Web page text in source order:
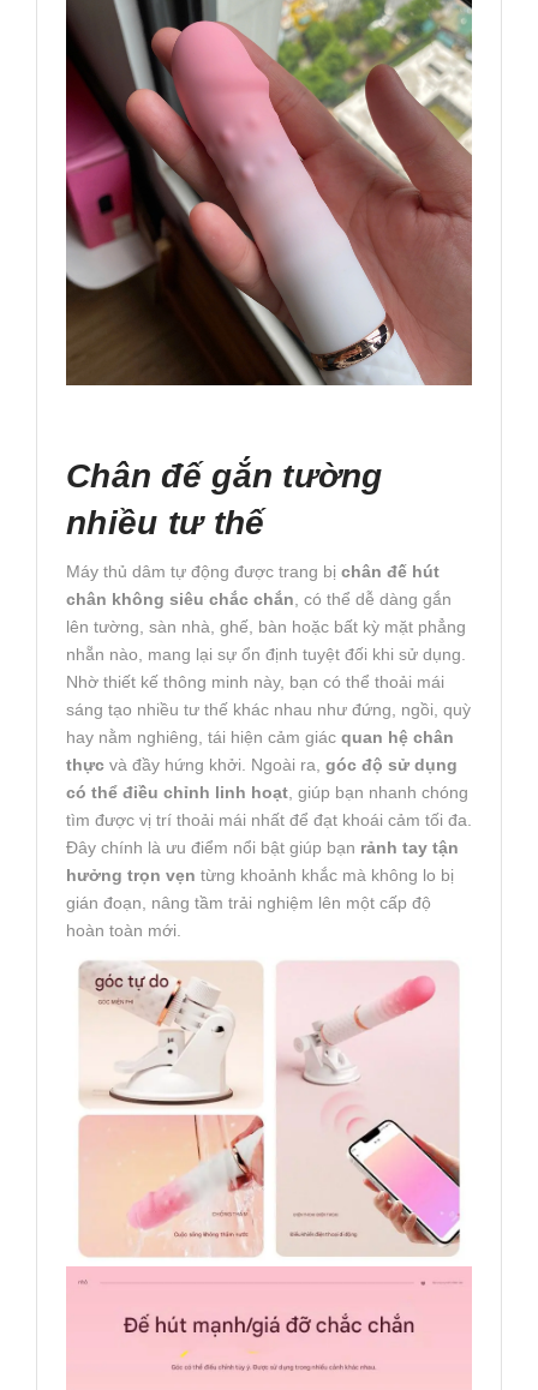
Chân đế gắn tường
nhiều tư thế
Máy thủ dâm tự động được trang bị chân đế hút
chân không siêu chắc chắn , có thể dễ dàng gắn
lên tường, sàn nhà, ghế, bàn hoặc bất kỳ mặt phẳng
nhẵn nào, mang lại sự ổn định tuyệt đối khi sử dụng.
Nhờ thiết kế thông minh này, bạn có thể thoải mái
sáng tạo nhiều tư thế khác nhau như đứng, ngồi, quỳ
hay nằm nghiêng, tái hiện cảm giác quan hệ chân
thực và đầy hứng khởi. Ngoài ra, góc độ sử dụng
có thể điều chỉnh linh hoạt , giúp bạn nhanh chóng
tìm được vị trí thoải mái nhất để đạt khoái cảm tối đa.
Đây chính là ưu điểm nổi bật giúp bạn rảnh tay tận
hưởng trọn vẹn từng khoảnh khắc mà không lo bị
gián đoạn, nâng tầm trải nghiệm lên một cấp độ
hoàn toàn mới.